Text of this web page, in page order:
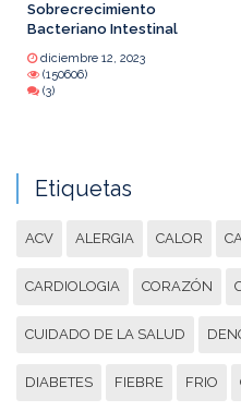
Sobrecrecimiento
Bacteriano Intestinal
diciembre 12, 2023
(150606)
(3)
Etiquetas
ACV ALERGIA CALOR
CARDIOLOGIA CORAZÓN
CUIDADO DE LA SALUD
DIABETES FIEBRE FRIO